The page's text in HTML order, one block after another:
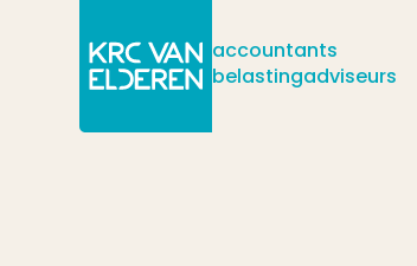
accountants
belastingadviseurs